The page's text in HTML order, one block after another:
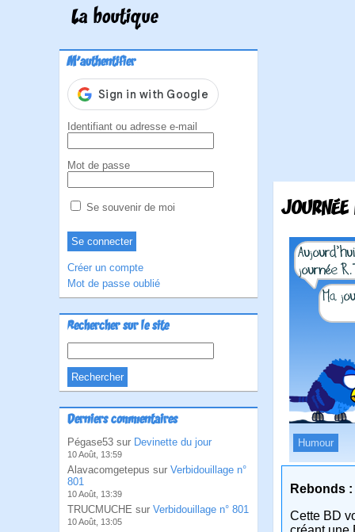
La boutique
M'authentifier
Identifiant ou adresse e-mail
Mot de passe
Se souvenir de moi
Créer un compte
Mot de passe oublié
Rechercher sur le site
Derniers commentaires
Pégase53 sur Devinette du jour
10 Août, 13:59
Alavacomgetepus sur Verbidouillage n°
801
10 Août, 13:39
TRUCMUCHE sur Verbidouillage n° 801
10 Août, 13:05
JOURNÉE
Humour
Rebonds :
Cette BD